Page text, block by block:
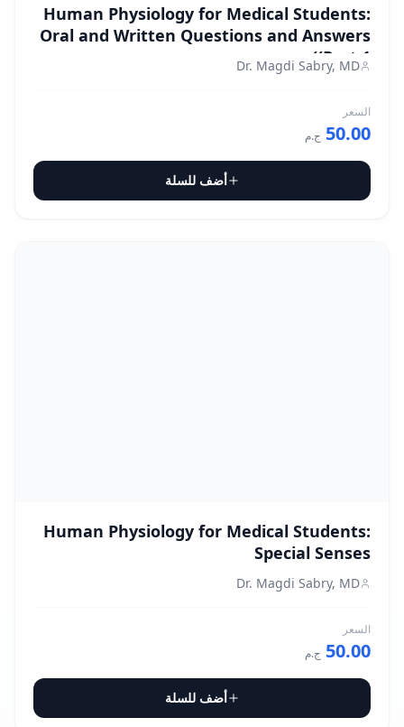
Human Physiology for Medical Students:
Oral and Written Questions and Answers
(Part 1)
Dr. Magdi Sabry, MD
السعر
50.00 ج.م
أضف للسلة
Human Physiology for Medical Students:
Special Senses
Dr. Magdi Sabry, MD
السعر
50.00 ج.م
أضف للسلة